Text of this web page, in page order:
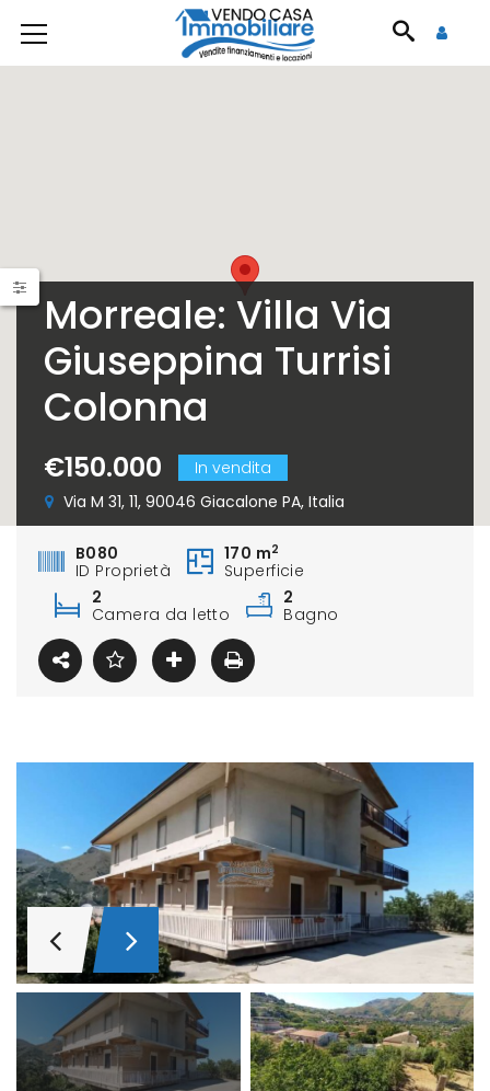
Morreale: Villa Via
Giuseppina Turrisi
Colonna
€150.000
In vendita
Via M 31, 11, 90046 Giacalone PA, Italia
B080
ID Proprietà
170 m2
Superficie
2
Camera da letto
2
Bagno